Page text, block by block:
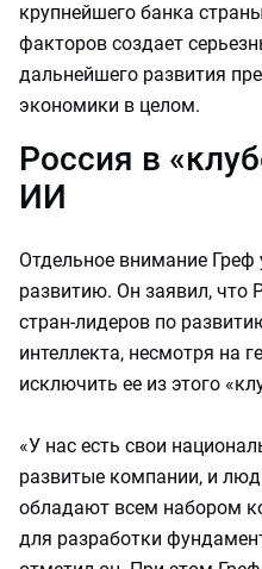
крупнейшего банка
факторов создает
дальнейшего развития
экономики в целом.
Россия в
ИИ
Отдельное внимание Греф
развитию. Он заявил, что
стран-лидеров по
интеллекта, несмотря на
исключить ее из этого
«У нас есть свои
развитые компании, и
обладают всем набором
для разработки